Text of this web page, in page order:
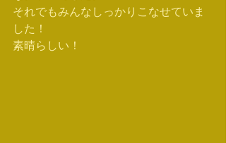
それでもみんなしっかりこなせていま
した！
素晴らしい！